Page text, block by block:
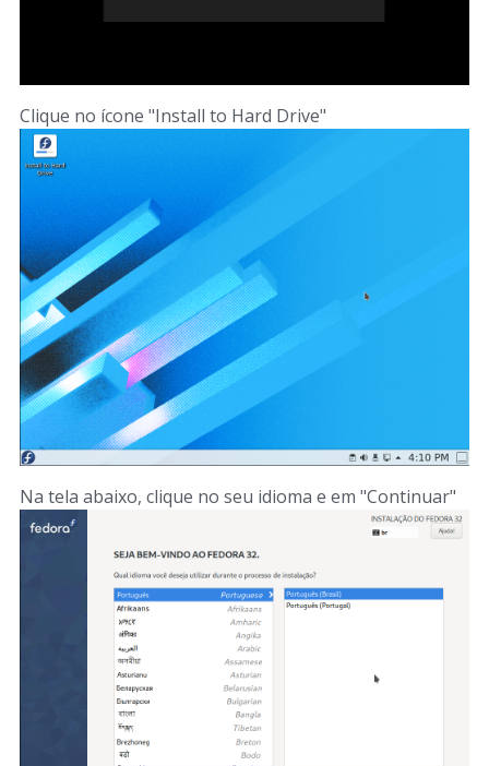
Clique no ícone "Install to Hard Drive"
Na tela abaixo, clique no seu idioma e em "Continuar"